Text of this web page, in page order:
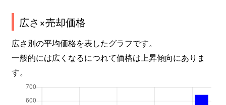
広さ×売却価格
広さ別の平均価格を表したグラフです。
一般的には広くなるにつれて価格は上昇傾向にありま
す。